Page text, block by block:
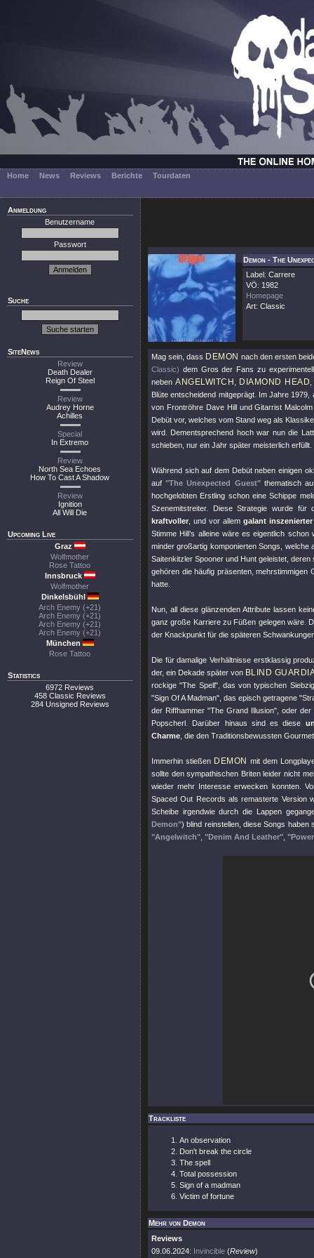
Home News Reviews Berichte Tourdaten
Anmeldung
Benutzername
Passwort
Suche
SiteNews
Review
Death Dealer
Reign Of Steel
Review
Audrey Horne
Achilles
Special
In Extremo
Review
North Sea Echoes
How To Cast A Shadow
Review
Ignition
All Will Die
Upcoming Live
Graz
Wolfmother
Rose Tattoo
Innsbruck
Wolfmother
Dinkelsbühl
Arch Enemy (+21)
Arch Enemy (+21)
Arch Enemy (+21)
Arch Enemy (+21)
München
Rose Tattoo
Statistics
6972 Reviews
458 Classic Reviews
284 Unsigned Reviews
Demon - The
Label: Carrere
VÖ: 1982
Homepage
Art: Classic
Mag sein, dass DEMON nach den ersten
Classic) dem Gros der Fans zu
nebenANGELWITCH DIAMOND HEAD
Blüte entscheidend mitgeprägt. Im Jahre 1979,
von Frontröhre Dave Hill und Gitarrist
Debüt vor, welches vom Stand weg als
wird. Dementsprechend hoch war nun die
schieben, nur ein Jahr später meisterlich erfüllt.
Während sich auf dem Debüt neben einigen
auf"The Unexpected Guest"thematisch
hochgelobten Erstling schon eine Schippe
Szenemitstreiter. Diese Strategie wurde
kraftvoller , und vor allemgalant inszenierter
Stimme Hill’s alleine wäre es eigentlich
minder großartig komponierten Songs, welche
Saitenkitzler Spooner und Hunt geleistet,
gehören die häufig präsenten,
hatte.
Nun, all diese glänzenden Attribute lassen
ganz große Karriere zu Füßen gelegen wäre.
der Knackpunkt für die späteren
Die für damalige Verhältnisse erstklassig
der, ein Dekade später von BLIND
rockige"The Spell", das von typischen
"Sign Of A Madman" , das episch getragene
der Riffhammer "The Grand Illusion", oder der
Popscherl. Darüber hinaus sind es diese
Charme , die den Traditionsbewussten
Immerhin stießen DEMON mit dem
sollte den sympathischen Briten leider nicht
wieder mehr Interesse erwecken konnten.
Spaced Out Records als remasterte Version
Scheibe irgendwie durch die Lappen
Demon") blind reinstellen, diese Songs
"Angelwitch" "Denim And Leather"
Trackliste
An observation
Don't break the circle
The spell
Total possession
Sign of a madman
Victim of fortune
Mehr von Demon
Reviews
09.06.2024: Invincible (Review)